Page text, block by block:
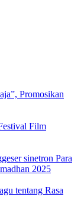
Promosikan
Film
sinetron Para
2025
tentang Rasa